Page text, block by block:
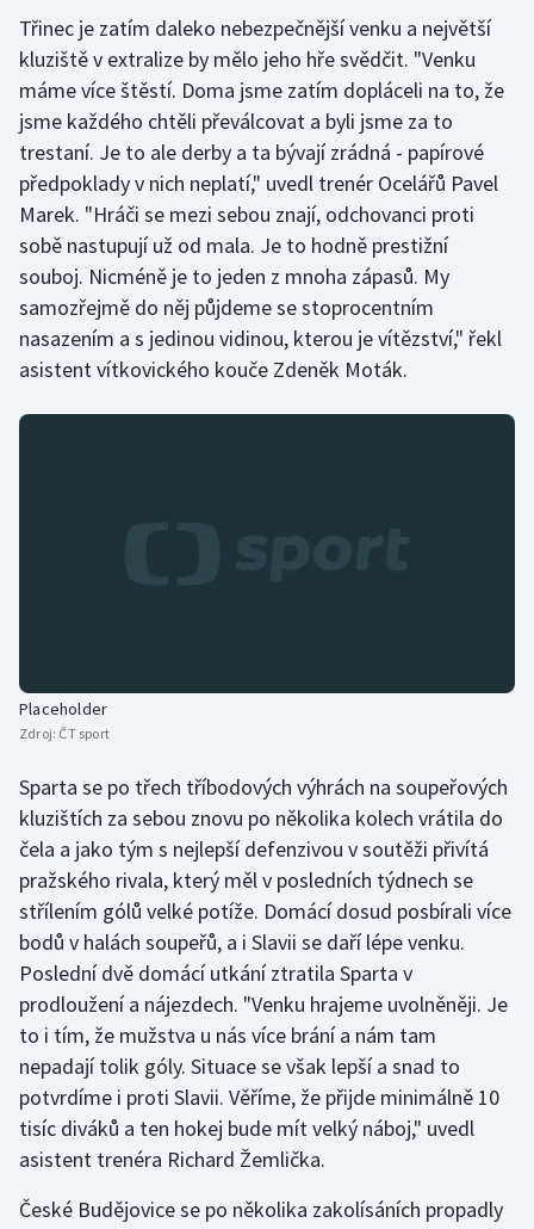
Krasobruslení
Lezení
Lyže a snowboard
Moderní pětiboj
Motorsport
Olympijské hry
Parasport
Short track
Stolní tenis
Triatlon
Veslování
Vodní slalom
Volejbal
Ostatní
Třinec je zatím daleko nebezpečnější venku a největší
kluziště v extralize by mělo jeho hře svědčit. "Venku
máme více štěstí. Doma jsme zatím dopláceli na to, že
jsme každého chtěli převálcovat a byli jsme za to
trestaní. Je to ale derby a ta bývají zrádná - papírové
předpoklady v nich neplatí," uvedl trenér Ocelářů Pavel
Marek. "Hráči se mezi sebou znají, odchovanci proti
sobě nastupují už od mala. Je to hodně prestižní
souboj. Nicméně je to jeden z mnoha zápasů. My
samozřejmě do něj půjdeme se stoprocentním
nasazením a s jedinou vidinou, kterou je vítězství," řekl
asistent vítkovického kouče Zdeněk Moták.
Placeholder
Zdroj: ČT sport
Sparta se po třech tříbodových výhrách na soupeřových
kluzištích za sebou znovu po několika kolech vrátila do
čela a jako tým s nejlepší defenzivou v soutěži přivítá
pražského rivala, který měl v posledních týdnech se
střílením gólů velké potíže. Domácí dosud posbírali více
bodů v halách soupeřů, a i Slavii se daří lépe venku.
Poslední dvě domácí utkání ztratila Sparta v
prodloužení a nájezdech. "Venku hrajeme uvolněněji. Je
to i tím, že mužstva u nás více brání a nám tam
nepadají tolik góly. Situace se však lepší a snad to
potvrdíme i proti Slavii. Věříme, že přijde minimálně 10
tisíc diváků a ten hokej bude mít velký náboj," uvedl
asistent trenéra Richard Žemlička.
České Budějovice se po několika zakolísáních propadly